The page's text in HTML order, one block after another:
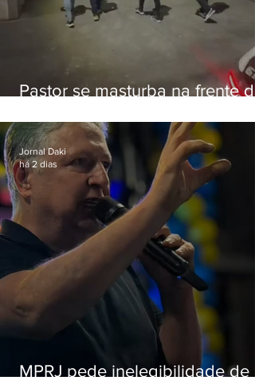
Pastor se masturba na frente de
MPRJ pede inelegibilidade de
Jornal Daki
há 2 dias